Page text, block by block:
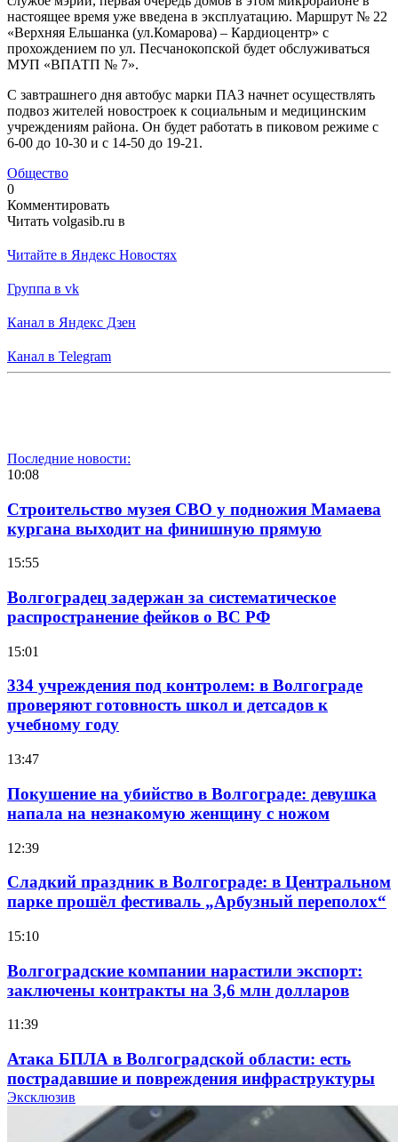
настоящее время уже введена в эксплуатацию. Маршрут № 22
«Верхняя Ельшанка (ул.Комарова) – Кардиоцентр» с
прохождением по ул. Песчанокопской будет обслуживаться
МУП «ВПАТП № 7».
С завтрашнего дня автобус марки ПАЗ начнет осуществлять
подвоз жителей новостроек к социальным и медицинским
учреждениям района. Он будет работать в пиковом режиме с
6-00 до 10-30 и с 14-50 до 19-21.
Общество
0
Комментировать
Читать volgasib.ru в
Читайте в Яндекс Новостях
Группа в vk
Канал в Яндекс Дзен
Канал в Telegram
Последние новости:
10:08
Строительство музея СВО у подножия Мамаева
кургана выходит на финишную прямую
15:55
Волгоградец задержан за систематическое
распространение фейков о ВС РФ
15:01
334 учреждения под контролем: в Волгограде
проверяют готовность школ и детсадов к
учебному году
13:47
Покушение на убийство в Волгограде: девушка
напала на незнакомую женщину с ножом
12:39
Сладкий праздник в Волгограде: в Центральном
парке прошёл фестиваль „Арбузный переполох“
15:10
Волгоградские компании нарастили экспорт:
заключены контракты на 3,6 млн долларов
11:39
Атака БПЛА в Волгоградской области: есть
пострадавшие и повреждения инфраструктуры
Эксклюзив